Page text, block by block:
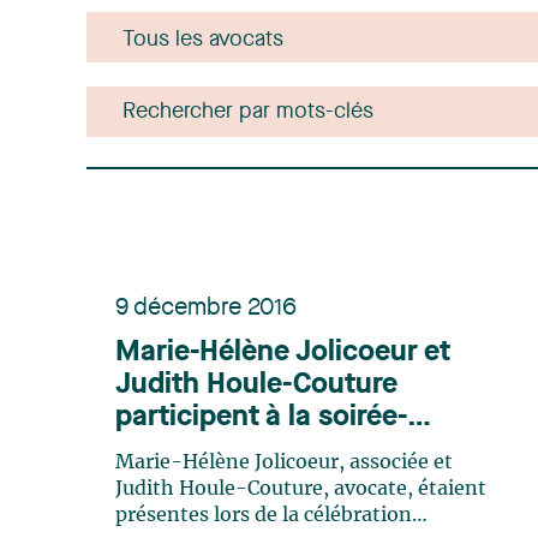
9 décembre 2016
Marie-Hélène Jolicoeur et
Judith Houle-Couture
participent à la soirée-
bénéfice de la Fondation
Montréal Inc.
Marie-Hélène Jolicoeur, associée et
Judith Houle-Couture, avocate, étaient
présentes lors de la célébration